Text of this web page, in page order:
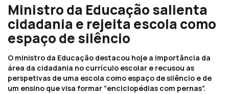
Ministro da Educação salienta
cidadania e rejeita escola como
espaço de silêncio
O ministro da Educação destacou hoje a importância da
área da cidadania no currículo escolar e recusou as
perspetivas de uma escola como espaço de silêncio e de
um ensino que visa formar “enciclopédias com pernas”.